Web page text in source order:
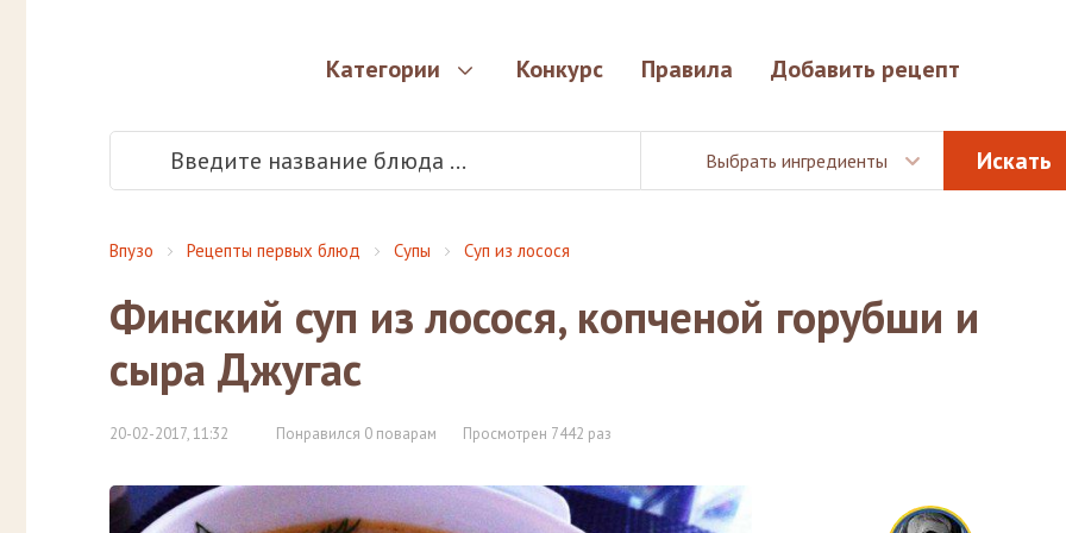
Категории Конкурс Правила Добавить рецепт
Выбрать ингредиенты
Впузо Рецепты первых блюд Супы Суп из лосося
Финский суп из лосося, копченой горубши и
сыра Джугас
20-02-2017, 11:32 Понравился 0 поварам Просмотрен 7442 раз